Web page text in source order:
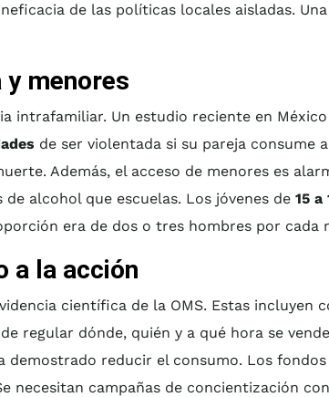
de las políticas locales aisladas. Una
menores
intrafamiliar. Un estudio reciente en
de ser violentada si su pareja consume
Además, el acceso de menores es
alcohol que escuelas. Los jóvenes de 15 a
era de dos o tres hombres por cada
a la acción
científica de la OMS. Estas
regular dónde, quién y a qué hora se
reducir el consumo. Los
necesitan campañas de concientización